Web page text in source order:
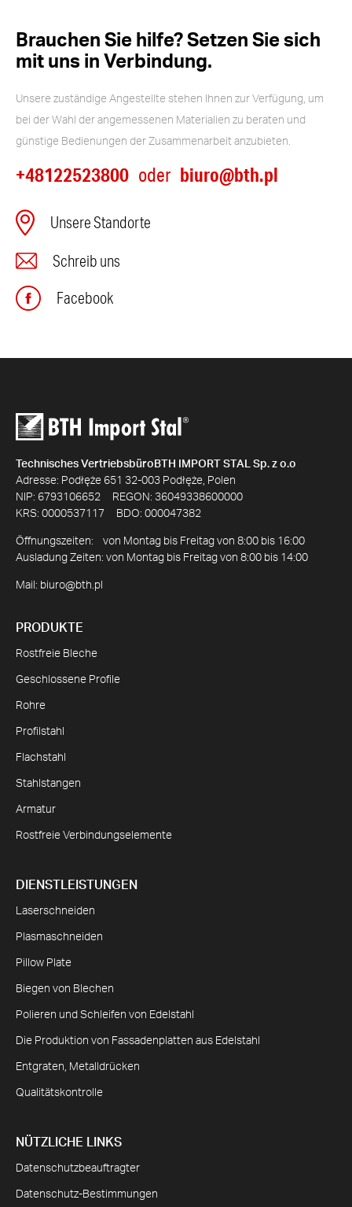
Brauchen Sie hilfe? Setzen Sie sich
mit uns in Verbindung.
Unsere zuständige Angestellte stehen Ihnen zur Verfügung, um
bei der Wahl der angemessenen Materialien zu beraten und
günstige Bedienungen der Zusammenarbeit anzubieten.
+48122523800 oder biuro@bth.pl
Unsere Standorte
Schreib uns
Facebook
Technisches VertriebsbüroBTH IMPORT STAL Sp. z o.o
Adresse: Podłęże 651 32-003 Podłęże, Polen
NIP: 6793106652 REGON: 36049338600000
KRS: 0000537117 BDO: 000047382
Öffnungszeiten: von Montag bis Freitag von 8:00 bis 16:00
Ausladung Zeiten: von Montag bis Freitag von 8:00 bis 14:00
Mail: biuro@bth.pl
PRODUKTE
Rostfreie Bleche
Geschlossene Profile
Rohre
Profilstahl
Flachstahl
Stahlstangen
Armatur
Rostfreie Verbindungselemente
DIENSTLEISTUNGEN
Laserschneiden
Plasmaschneiden
Pillow Plate
Biegen von Blechen
Polieren und Schleifen von Edelstahl
Die Produktion von Fassadenplatten aus Edelstahl
Entgraten, Metalldrücken
Qualitätskontrolle
NÜTZLICHE LINKS
Datenschutzbeauftragter
Datenschutz-Bestimmungen